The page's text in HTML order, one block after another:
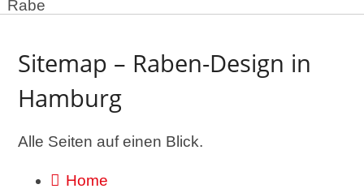
Sitemap – Raben-Design in
Hamburg
Alle Seiten auf einen Blick.
Home